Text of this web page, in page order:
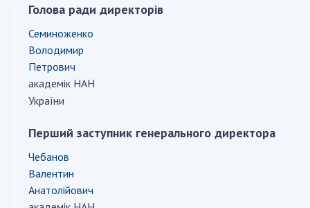
Ради, комітети та комісії
Наукові центри МОН та НАН України
Громадські організації
ДІЯЛЬНІСТЬ
Засідання Президії НАН України
Сесії Загальних зборів НАН України
Голова ради директорів
Семиноженко
Володимир
Петрович
академік НАН
України
Перший заступник генерального директора
Чебанов
Валентин
Анатолійович